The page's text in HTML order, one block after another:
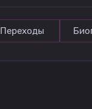
Переходы